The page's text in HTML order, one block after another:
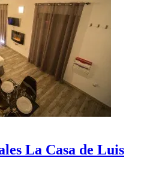
La Casa de Luis